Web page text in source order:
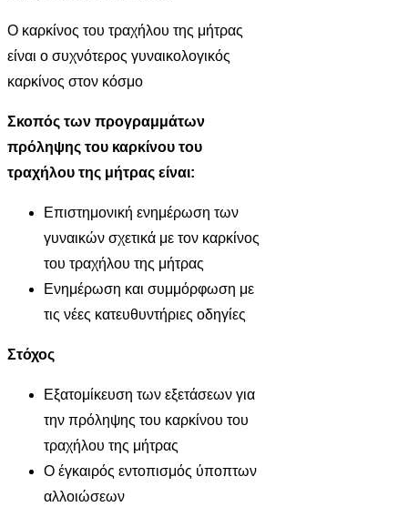
Ο καρκίνος του τραχήλου της μήτρας
είναι ο συχνότερος γυναικολογικός
καρκίνος στον κόσμο
Σκοπός των προγραμμάτων
πρόληψης του καρκίνου του
τραχήλου της μήτρας είναι:
Επιστημονική ενημέρωση των
γυναικών σχετικά με τον καρκίνος
του τραχήλου της μήτρας
Ενημέρωση και συμμόρφωση με
τις νέες κατευθυντήριες οδηγίες
Στόχος
Εξατομίκευση των εξετάσεων για
την πρόληψης του καρκίνου του
τραχήλου της μήτρας
Ο έγκαιρός εντοπισμός ύποπτων
αλλοιώσεων